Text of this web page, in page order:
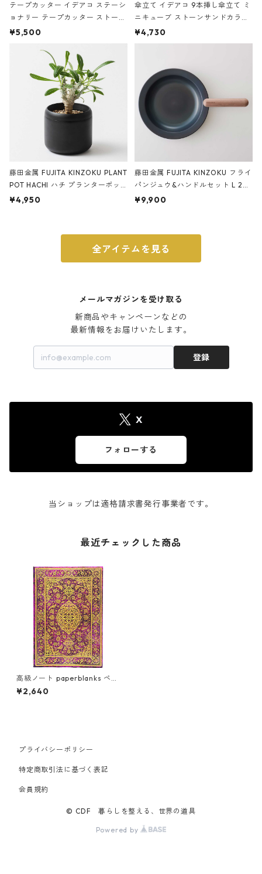
テープカッター イデアコ ステーシ
ョナリー テープカッター ストーン
サンドカラー 石調 ideaco Station
¥5,500
傘立て イデアコ 9本挿し傘立て ミ
ニキューブ ストーンサンドカラー
石調 ideaco Umbrella Stand CUB
E ストーンサンドブラック
¥4,730
藤田金属 FUJITA KINZOKU PLANT
POT HACHI ハチ プランターポッ
ト 3号 ブラック
¥4,950
藤田金属 FUJITA KINZOKU フライ
パンジュウ&ハンドルセット L 24c
m ガス火・IH対応 鉄フライパン
¥9,900
全アイテムを見る
メールマガジンを受け取る
新商品やキャンペーンなどの
最新情報をお届けいたします。
登録
X
フォローする
当ショップは適格請求書発行事業者です。
最近チェックした商品
高級ノート paperblanks ペー
パーブランクス MIDI ハードカ
バー 罫線 ペルシャの詩 オーチ
¥2,640
プライバシーポリシー
特定商取引法に基づく表記
会員規約
© CDF 暮らしを整える、世界の道具
Powered by